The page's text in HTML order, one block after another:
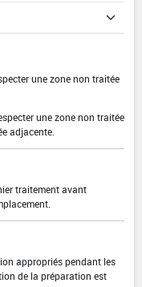
une zone non traitée
une zone non traitée
adjacente.
traitement avant
appropriés pendant les
de la préparation est